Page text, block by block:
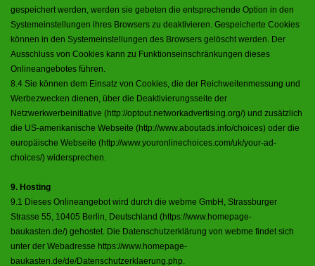
gespeichert werden, werden sie gebeten die entsprechende Option in den
Systemeinstellungen ihres Browsers zu deaktivieren. Gespeicherte Cookies
können in den Systemeinstellungen des Browsers gelöscht werden. Der
Ausschluss von Cookies kann zu Funktionseinschränkungen dieses
Onlineangebotes führen.
8.4 Sie können dem Einsatz von Cookies, die der Reichweitenmessung und
Werbezwecken dienen, über die Deaktivierungsseite der
Netzwerkwerbeinitiative (http://optout.networkadvertising.org/) und zusätzlich
die US-amerikanische Webseite (http://www.aboutads.info/choices) oder die
europäische Webseite (http://www.youronlinechoices.com/uk/your-ad-
choices/) widersprechen.
9. Hosting
9.1 Dieses Onlineangebot wird durch die webme GmbH, Strassburger
Strasse 55, 10405 Berlin, Deutschland (https://www.homepage-
baukasten.de/) gehostet. Die Datenschutzerklärung von webme findet sich
unter der Webadresse https://www.homepage-
baukasten.de/de/Datenschutzerklaerung.php.